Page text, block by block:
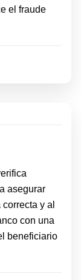
el fraude
asegurar
y al
con una
beneficiario